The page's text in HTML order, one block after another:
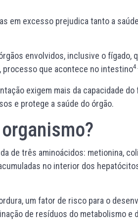
em excesso prejudica tanto a
envolvidos, inclusive o fígado,
processo que acontece no intestino4.
exigem mais da capacidade do
e protege a saúde do órgão.
de três aminoácidos: metionina,
no interior dos
um fator de risco para o
de resíduos do metabolismo e